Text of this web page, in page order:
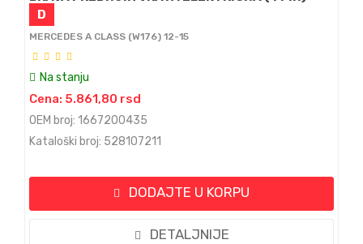
D
MERCEDES A CLASS (W176) 12-15
Na stanju
Cena: 5.861,80 rsd
OEM broj: 1667200435
Kataloški broj: 528107211
DODAJTE U KORPU
DETALJNIJE